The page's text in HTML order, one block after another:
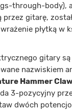
through-body),
gitarę,
płytką w
gitary
nazwiskiem
Hammer
3-pozycyjny
dwóch